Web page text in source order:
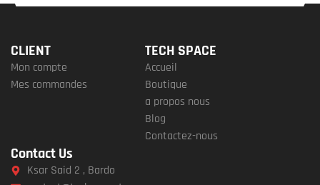
CLIENT
Mon compte
Mes commandes
TECH SPACE
Accueil
Boutique
a propos nous
Blog
Contactez-nous
Contact Us
Ksar Said 2 , Bardo